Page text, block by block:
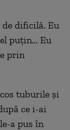
de dificilă. Eu
puțin... Eu
prin
tuburile și
ce i-ai
a pus în